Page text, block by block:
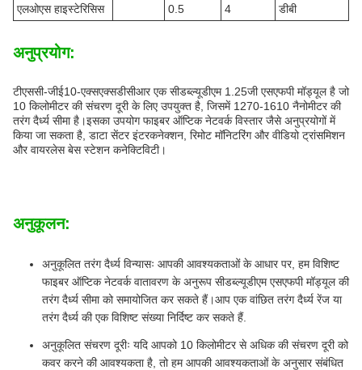
एलओएस हाइस्टेरिसिस
0.5 4 डीबी
अनुप्रयोग:
टीएससी-जीई10-एक्सएक्सडीसीआर एक सीडब्ल्यूडीएम 1.25जी एसएफपी मॉड्यूल है जो
10 किलोमीटर की संचरण दूरी के लिए उपयुक्त है, जिसमें 1270-1610 नैनोमीटर की
तरंग दैर्ध्य सीमा है।इसका उपयोग फाइबर ऑप्टिक नेटवर्क विस्तार जैसे अनुप्रयोगों में
किया जा सकता है, डाटा सेंटर इंटरकनेक्शन, रिमोट मॉनिटरिंग और वीडियो ट्रांसमिशन
और वायरलेस बेस स्टेशन कनेक्टिविटी।
अनुकूलन:
अनुकूलित तरंग दैर्ध्य विन्यासः आपकी आवश्यकताओं के आधार पर, हम विशिष्ट
फाइबर ऑप्टिक नेटवर्क वातावरण के अनुरूप सीडब्ल्यूडीएम एसएफपी मॉड्यूल की
तरंग दैर्ध्य सीमा को समायोजित कर सकते हैं।आप एक वांछित तरंग दैर्ध्य रेंज या
तरंग दैर्ध्य की एक विशिष्ट संख्या निर्दिष्ट कर सकते हैं.
अनुकूलित संचरण दूरीः यदि आपको 10 किलोमीटर से अधिक की संचरण दूरी को
कवर करने की आवश्यकता है, तो हम आपकी आवश्यकताओं के अनुसार संबंधित